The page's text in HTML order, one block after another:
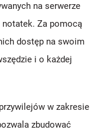
na serwerze
Za pomocą
dostęp na swoim
i o każdej
w zakresie
zbudować